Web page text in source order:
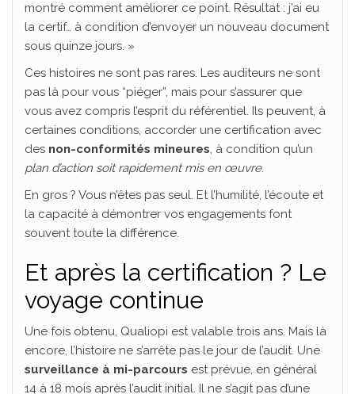
montré comment améliorer ce point. Résultat : j’ai eu
la certif… à condition d’envoyer un nouveau document
sous quinze jours. »
Ces histoires ne sont pas rares. Les auditeurs ne sont
pas là pour vous “piéger”, mais pour s’assurer que
vous avez compris l’esprit du référentiel. Ils peuvent, à
certaines conditions, accorder une certification avec
des non-conformités mineures, à condition qu’un
plan d’action soit rapidement mis en œuvre.
En gros ? Vous n’êtes pas seul. Et l’humilité, l’écoute et
la capacité à démontrer vos engagements font
souvent toute la différence.
Et après la certification ? Le
voyage continue
Une fois obtenu, Qualiopi est valable trois ans. Mais là
encore, l’histoire ne s’arrête pas le jour de l’audit. Une
surveillance à mi-parcours est prévue, en général
14 à 18 mois après l’audit initial. Il ne s’agit pas d’une